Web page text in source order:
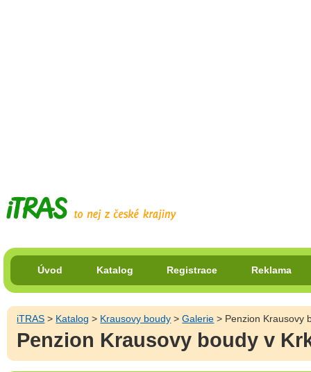
Úvod Katalog Registrace Reklama
iTRAS > Katalog > Krausovy boudy >Galerie > Penzion Krausovy
Penzion Krausovy boudy v